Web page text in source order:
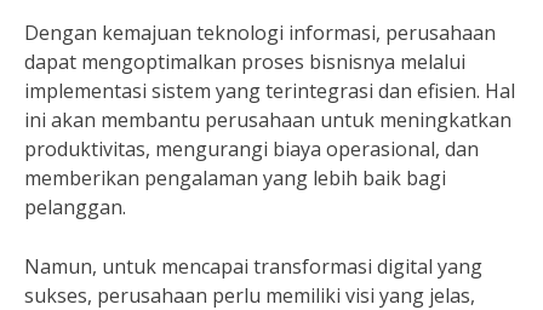
Dengan kemajuan teknologi informasi, perusahaan
dapat mengoptimalkan proses bisnisnya melalui
implementasi sistem yang terintegrasi dan efisien. Hal
ini akan membantu perusahaan untuk meningkatkan
produktivitas, mengurangi biaya operasional, dan
memberikan pengalaman yang lebih baik bagi
pelanggan.
Namun, untuk mencapai transformasi digital yang
sukses, perusahaan perlu memiliki visi yang jelas,